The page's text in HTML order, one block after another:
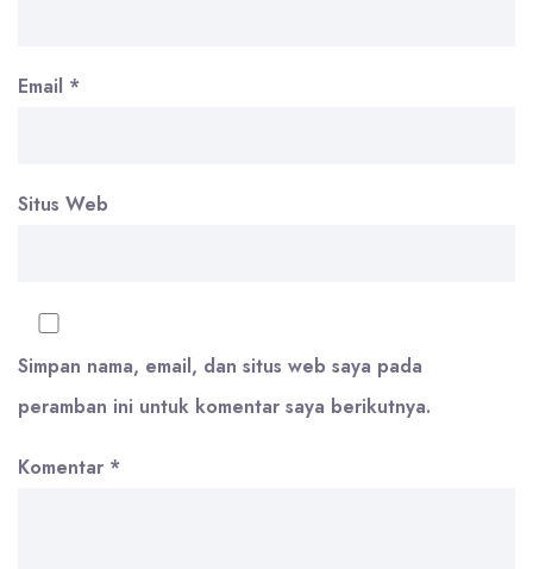
Email *
Situs Web
Simpan nama, email, dan situs web saya pada
peramban ini untuk komentar saya berikutnya.
Komentar *